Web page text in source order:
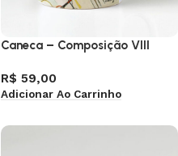
Caneca – Composição VIII
R$ 59,00
Adicionar Ao Carrinho